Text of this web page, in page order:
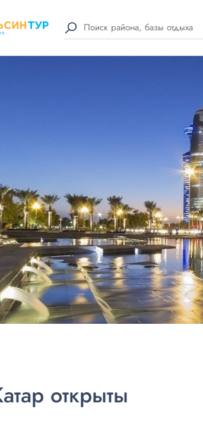
открыты